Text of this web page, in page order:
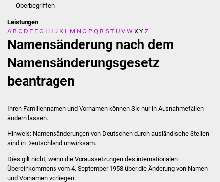
Stadtverwaltung
Ansprechpartner
Ortsrecht
Oberbegriffen
Leistungen
A B C D E F G H I J K L M N O P Q R S T U V W X Y Z
Namensänderung nach dem
Namensänderungsgesetz
beantragen
Ihren Familiennamen und Vornamen können Sie nur in Ausnahmefällen
ändern lassen.
Hinweis:Namensänderungen von Deutschen durch ausländische Stellen
sind in Deutschland unwirksam.
Dies gilt nicht, wenn die Voraussetzungen des internationalen
Übereinkommens vom 4. September 1958 über die Änderung von Namen
und Vornamen vorliegen.